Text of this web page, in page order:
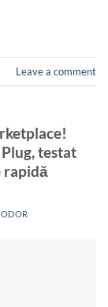
Leave a comment
testat
rapidă